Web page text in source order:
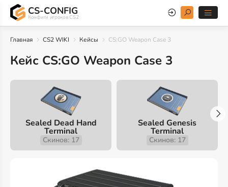
CS-CONFIG
Конфиги игроков CS2
Главная CS2 WIKI Кейсы CS:GO Weapon Case 3
Кейс CS:GO Weapon Case 3
Sealed Dead Hand
Terminal
Скинов: 17
Sealed Genesis
Terminal
Скинов: 17